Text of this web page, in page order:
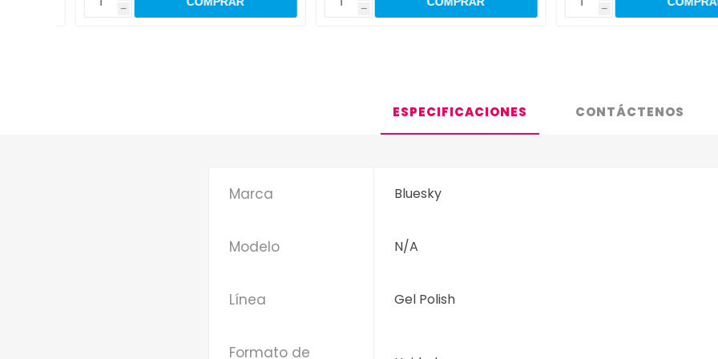
ESPECIFICACIONES CONTÁCTENOS
Marca Bluesky
Modelo N/A
Línea Gel Polish
Formato de